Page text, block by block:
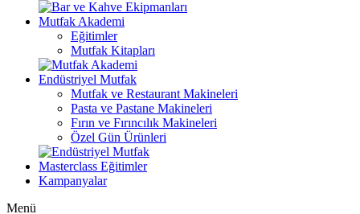
Mutfak Akademi
Eğitimler
Mutfak Kitapları
Endüstriyel Mutfak
Mutfak ve Restaurant Makineleri
Pasta ve Pastane Makineleri
Fırın ve Fırıncılık Makineleri
Özel Gün Ürünleri
Masterclass Eğitimler
Kampanyalar
Menü